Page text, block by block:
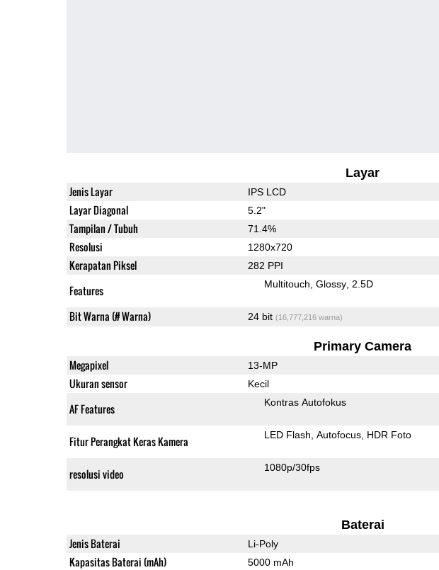
Layar
Jenis Layar IPS LCD
Layar Diagonal 5.2"
Tampilan / Tubuh 71.4%
Resolusi 1280x720
Kerapatan Piksel 282 PPI
Features Multitouch Glossy 2.5D
Bit Warna (# Warna) 24 bit (16,777,216 warna)
Primary Camera
Megapixel 13-MP
Ukuran sensor Kecil
AF Features Kontras Autofokus
Fitur Perangkat Keras Kamera LED Flash Autofocus HDR Foto
resolusi video 1080p/30fps
Baterai
Jenis Baterai Li-Poly
Kapasitas Baterai (mAh) 5000 mAh